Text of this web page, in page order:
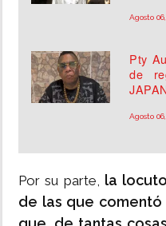
Agosto
Pty
de
Agosto
Por su parte, la
de las que